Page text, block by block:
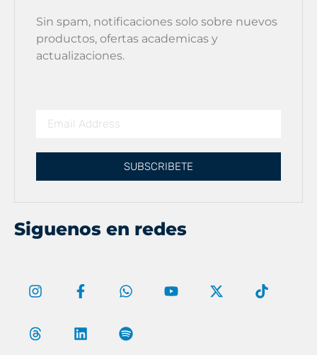
Sin spam, notificaciones solo sobre nuevos
productos, ofertas academicas y
actualizaciones.
SUBSCRIBETE
Siguenos en redes